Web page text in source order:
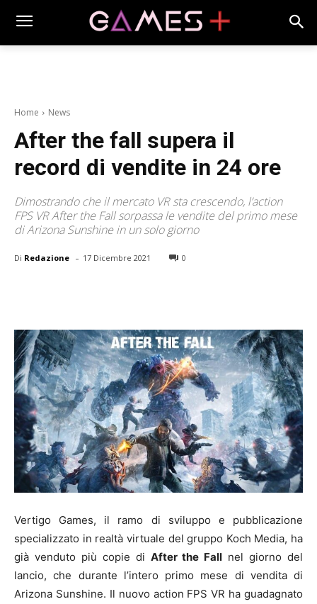
Home News
After the fall supera il
record di vendite in 24 ore
Dimostrando che il mercato VR sta crescendo, l’action
FPS VR After the Fall sorpassa le vendite del primo mese
di Arizona Sunshine in un solo giorno
Di Redazione - 17 Dicembre 2021 0
Vertigo Games, il ramo di sviluppo e pubblicazione
specializzato in realtà virtuale del gruppo Koch Media, ha
già venduto più copie di After the Fall nel giorno del
lancio, che durante l’intero primo mese di vendita di
Arizona Sunshine. Il nuovo action FPS VR ha guadagnato